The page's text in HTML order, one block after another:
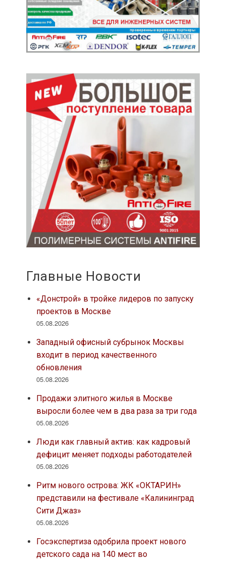
Главные Новости
«Донстрой» в тройке лидеров по запуску
проектов в Москве
05.08.2026
Западный офисный субрынок Москвы
входит в период качественного
обновления
05.08.2026
Продажи элитного жилья в Москве
выросли более чем в два раза за три года
05.08.2026
Люди как главный актив: как кадровый
дефицит меняет подходы работодателей
05.08.2026
Ритм нового острова: ЖК «ОКТАРИН»
представили на фестивале «Калининград
Сити Джаз»
05.08.2026
Госэкспертиза одобрила проект нового
детского сада на 140 мест во